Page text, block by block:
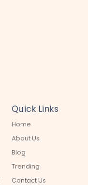
Quick Links
Home
About Us
Blog
Trending
Contact Us